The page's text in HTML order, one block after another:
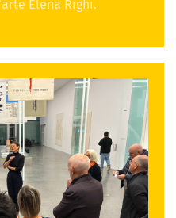
Elena Righi.